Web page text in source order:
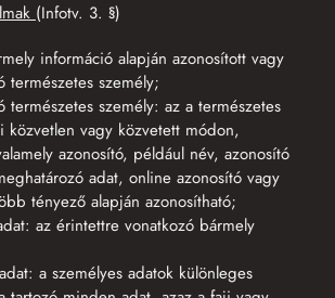
(Infotv. 3. §)
információ alapján azonosított vagy
természetes személy;
természetes személy: az a természetes
közvetlen vagy közvetett módon,
azonosító, például név, azonosító
adat, online azonosító vagy
tényező alapján azonosítható;
az érintettre vonatkozó bármely
a személyes adatok különleges